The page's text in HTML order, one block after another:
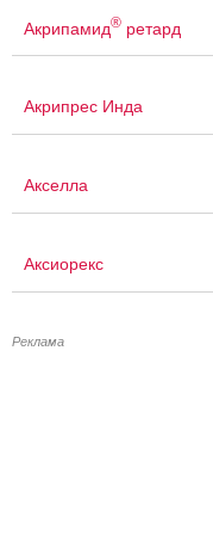
Акрипамид® ретард
Акрипрес Инда
Акселла
Аксиорекс
Реклама